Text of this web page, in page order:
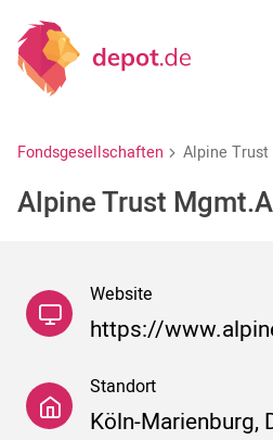
Fondsgesellschaften Alpine Trust
Alpine Trust
Website
https://
Standort
Köln-Marienburg,